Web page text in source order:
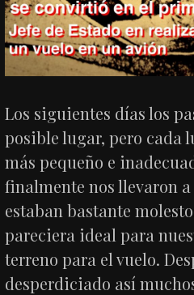
Los siguientes días los
posible lugar, pero cada
más pequeño e
finalmente nos llevaron
estaban bastante
pareciera ideal para
terreno para el vuelo.
desperdiciado así